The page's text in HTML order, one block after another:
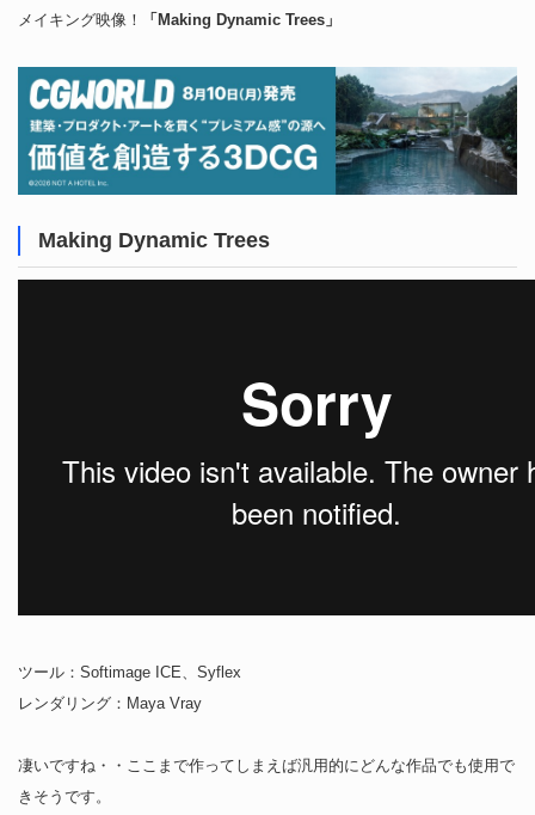
メイキング映像！
「Making Dynamic Trees」
Making Dynamic Trees
ツール：Softimage ICE、Syflex
レンダリング：Maya Vray
凄いですね・・ここまで作ってしまえば汎用的にどんな作品でも使用で
きそうです。